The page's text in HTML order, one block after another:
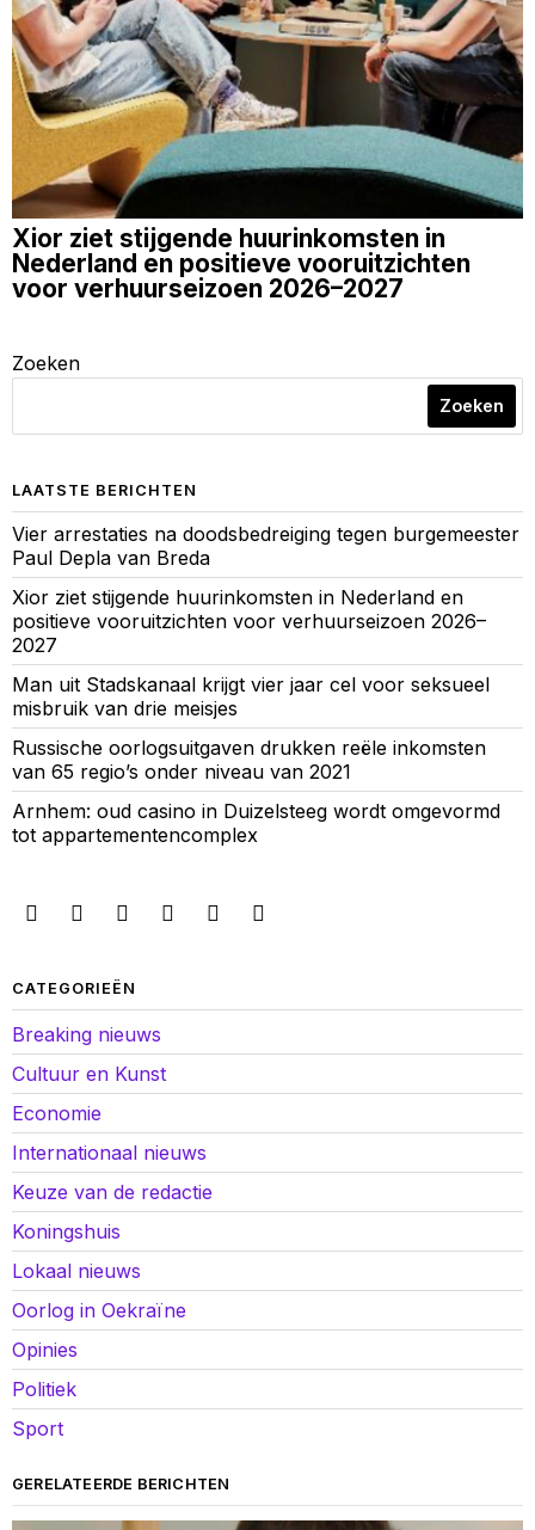
Xior ziet stijgende huurinkomsten in
Nederland en positieve vooruitzichten
voor verhuurseizoen 2026–2027
Zoeken
Zoeken
LAATSTE BERICHTEN
Vier arrestaties na doodsbedreiging tegen burgemeester
Paul Depla van Breda
Xior ziet stijgende huurinkomsten in Nederland en
positieve vooruitzichten voor verhuurseizoen 2026–
2027
Man uit Stadskanaal krijgt vier jaar cel voor seksueel
misbruik van drie meisjes
Russische oorlogsuitgaven drukken reële inkomsten
van 65 regio’s onder niveau van 2021
Arnhem: oud casino in Duizelsteeg wordt omgevormd
tot appartementencomplex
CATEGORIEËN
Breaking nieuws
Cultuur en Kunst
Economie
Internationaal nieuws
Keuze van de redactie
Koningshuis
Lokaal nieuws
Oorlog in Oekraïne
Opinies
Politiek
Sport
GERELATEERDE BERICHTEN